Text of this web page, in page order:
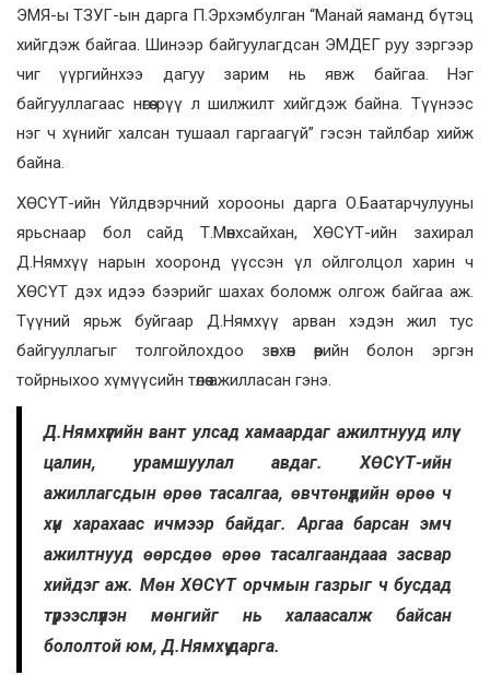
ЭМЯ-ы ТЗУГ-ын дарга П.Эрхэмбулган “Манай яаманд бүтэц
хийгдэж байгаа. Шинээр байгуулагдсан ЭМДЕГ руу зэргээр
чиг үүргийнхээ дагуу зарим нь явж байгаа. Нэг
байгууллагаас нөгөө рүү л шилжилт хийгдэж байна. Түүнээс
нэг ч хүнийг халсан тушаал гаргаагүй” гэсэн тайлбар хийж
байна.
ХӨСҮТ-ийн Үйлдвэрчний хорооны дарга О.Баатарчулууны
ярьснаар бол сайд Т.Мөнхсайхан, ХӨСҮТ-ийн захирал
Д.Нямхүү нарын хооронд үүссэн үл ойлголцол харин ч
ХӨСҮТ дэх идээ бээрийг шахах боломж олгож байгаа аж.
Түүний ярьж буйгаар Д.Нямхүү арван хэдэн жил тус
байгууллагыг толгойлохдоо зөвхөн өөрийн болон эргэн
тойрныхоо хүмүүсийн төлөө ажилласан гэнэ.
Д.Нямхүүгийн вант улсад хамаардаг ажилтнууд илүү
цалин, урамшуулал авдаг. ХӨСҮТ-ийн
ажиллагсдын өрөө тасалгаа, өвчтөнүүдийн өрөө ч
хүн харахаас ичмээр байдаг. Аргаа барсан эмч
ажилтнууд өөрсдөө өрөө тасалгаандааа засвар
хийдэг аж. Мөн ХӨСҮТ орчмын газрыг ч бусдад
түрээслүүлэн мөнгийг нь халаасалж байсан
бололтой юм, Д.Нямхүү дарга.